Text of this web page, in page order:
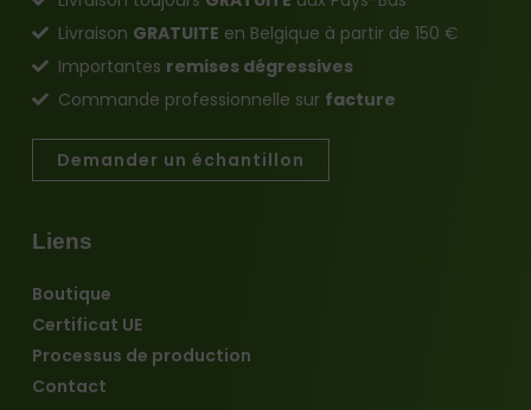
Liens
Boutique
Certificat UE
Processus de production
Contact
Livraison GRATUITE en Belgique à partir de 150 €
Importantes remises dégressives
Commande professionnelle sur facture
Demander un échantillon